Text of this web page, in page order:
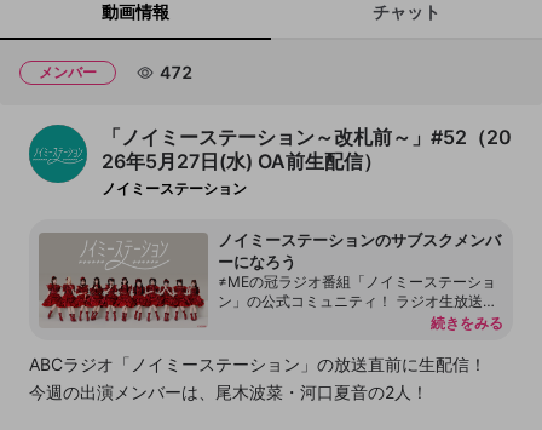
動画情報 チャット
メンバー 472
「ノイミーステーション～改札前～」#52（20
26年5月27日(水) OA前生配信）
ノイミーステーション
ノイミーステーションのサブスクメンバ
ーになろう
≠MEの冠ラジオ番組「ノイミーステーショ
ン」の公式コミュニティ！ ラジオ生放送前
にメンバーと一緒にお便りテーマを考えた
ジオのOAがもっと楽しくなる会員限定企画
や特典を順次お届けしていきます！ ぜひ
「ノイミーステーション」を通じて、≠ME
続きをみる
ABCラジオ「ノイミーステーション」の放送直前に生配信！
今週の出演メンバーは、尾木波菜・河口夏音の2人！